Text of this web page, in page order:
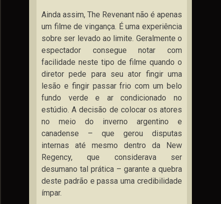
Ainda assim, The Revenant não é apenas
um filme de vingança. É uma experiência
sobre ser levado ao limite. Geralmente o
espectador consegue notar com
facilidade neste tipo de filme quando o
diretor pede para seu ator fingir uma
lesão e fingir passar frio com um belo
fundo verde e ar condicionado no
estúdio. A decisão de colocar os atores
no meio do inverno argentino e
canadense – que gerou disputas
internas até mesmo dentro da New
Regency, que considerava ser
desumano tal prática – garante a quebra
deste padrão e passa uma credibilidade
ímpar.